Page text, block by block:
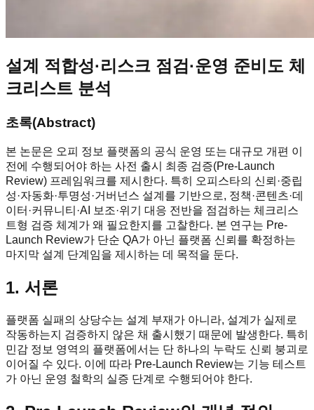
설계 적합성·리스크 점검·운영 준비도 체
크리스트 분석
초록(Abstract)
본 논문은 오피 정보 플랫폼의 공식 운영 또는 대규모 개편 이
전에 수행되어야 하는 사전 출시 최종 검증(Pre-Launch
Review) 프레임워크를 제시한다. 특히 오피스타의 신뢰·중립
성·자동화·투명성·거버넌스 설계를 기반으로, 정책·콘텐츠·데
이터·커뮤니티·AI 보조·위기 대응 전반을 점검하는 체크리스
트형 검증 체계가 왜 필요한지를 고찰한다. 본 연구는 Pre-
Launch Review가 단순 QA가 아닌 플랫폼 신뢰를 확정하는
마지막 설계 단계임을 제시하는 데 목적을 둔다.
1. 서론
플랫폼 실패의 상당수는 설계 부재가 아니라, 설계가 실제로
작동하는지 검증하지 않은 채 출시했기 때문에 발생한다. 특히
민감 정보 영역의 플랫폼에서는 단 하나의 누락도 신뢰 붕괴로
이어질 수 있다. 이에 따라 Pre-Launch Review는 기능 테스트
가 아닌 운영 철학의 실증 단계로 수행되어야 한다.